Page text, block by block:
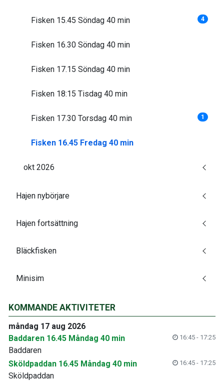
Fisken 15.45 Söndag 40 min 4
Fisken 16.30 Söndag 40 min
Fisken 17.15 Söndag 40 min
Fisken 18:15 Tisdag 40 min
Fisken 17.30 Torsdag 40 min 1
Fisken 16.45 Fredag 40 min
okt 2026
Hajen nybörjare
Hajen fortsättning
Bläckfisken
Minisim
KOMMANDE AKTIVITETER
måndag 17 aug 2026
Baddaren 16.45 Måndag 40 min
16:45 - 17:25
Baddaren
Sköldpaddan 16.45 Måndag 40 min
16:45 - 17:25
Sköldpaddan